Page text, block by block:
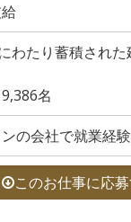
わたり蓄積され
名
の会社で就業経
このお仕事に応